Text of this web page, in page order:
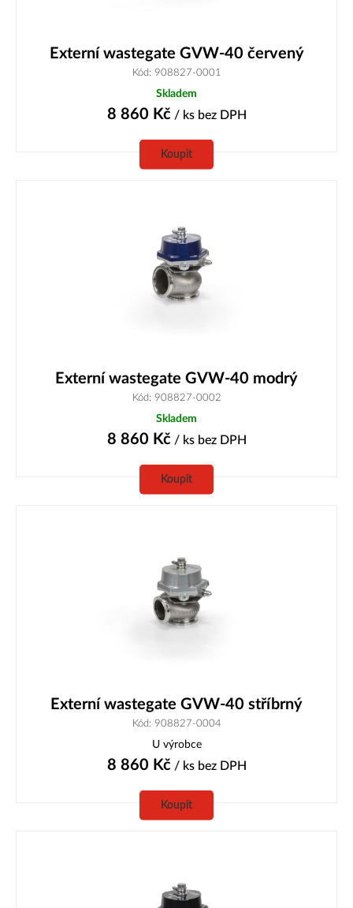
Externí wastegate GVW-40 červený
Kód: 908827-0001
Skladem
8 860 Kč/ ks bez DPH
Koupit
Externí wastegate GVW-40 modrý
Kód: 908827-0002
Skladem
8 860 Kč/ ks bez DPH
Koupit
Externí wastegate GVW-40 stříbrný
Kód: 908827-0004
U výrobce
8 860 Kč/ ks bez DPH
Koupit